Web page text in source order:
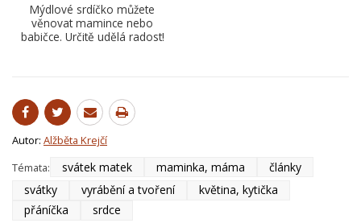
Mýdlové srdíčko můžete
věnovat mamince nebo
babičce. Určitě udělá radost!
Autor: Alžběta Krejčí
Témata:
svátek matek maminka, máma
články
svátky
vyrábění a tvoření
květina, kytička
přáníčka
srdce